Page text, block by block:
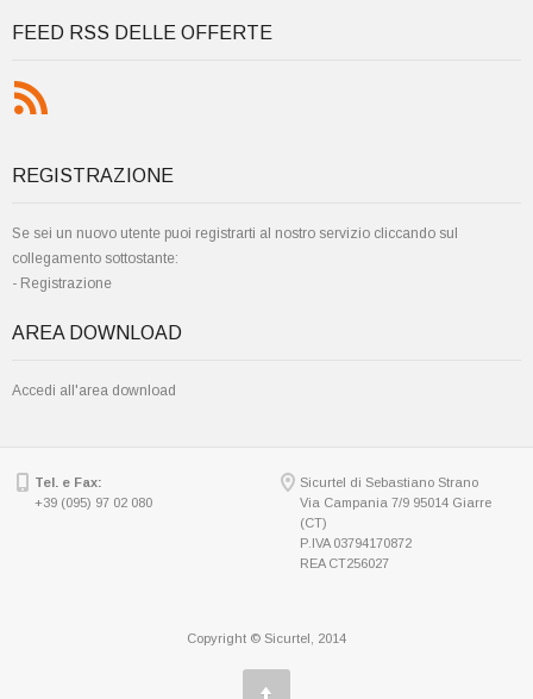
FEED RSS DELLE OFFERTE
REGISTRAZIONE
Se sei un nuovo utente puoi registrarti al nostro servizio cliccando sul
collegamento sottostante:
- Registrazione
AREA DOWNLOAD
Accedi all'area download
Tel. e Fax:
+39 (095) 97 02 080
Sicurtel di Sebastiano Strano
Via Campania 7/9 95014 Giarre
(CT)
P.IVA 03794170872
REA CT256027
Copyright © Sicurtel, 2014